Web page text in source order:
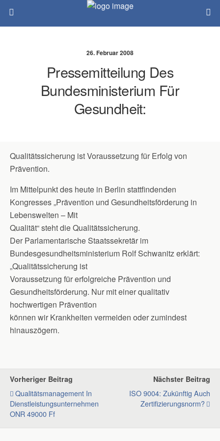
26. Februar 2008
Pressemitteilung Des
Bundesministerium Für
Gesundheit:
Qualitätssicherung ist Voraussetzung für Erfolg von
Prävention.
Im Mittelpunkt des heute in Berlin stattfindenden
Kongresses „Prävention und Gesundheitsförderung in
Lebenswelten – Mit
Qualität“ steht die Qualitätssicherung.
Der Parlamentarische Staatssekretär im
Bundesgesundheitsministerium Rolf Schwanitz erklärt:
„Qualitätssicherung ist
Voraussetzung für erfolgreiche Prävention und
Gesundheitsförderung. Nur mit einer qualitativ
hochwertigen Prävention
können wir Krankheiten vermeiden oder zumindest
hinauszögern.
Vorheriger Beitrag
Qualitätsmanagement In
Dienstleistungsunternehmen
ONR 49000 Ff
Nächster Beitrag
ISO 9004: Zukünftig Auch
Zertifizierungsnorm?